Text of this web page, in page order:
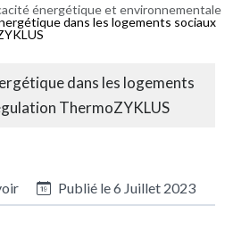
énergétique et environnementale
dans les logements sociaux
dans les logements
ThermoZYKLUS
Publié le6 Juillet 2023